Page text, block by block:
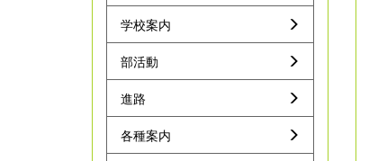
学校案内
部活動
進路
各種案内